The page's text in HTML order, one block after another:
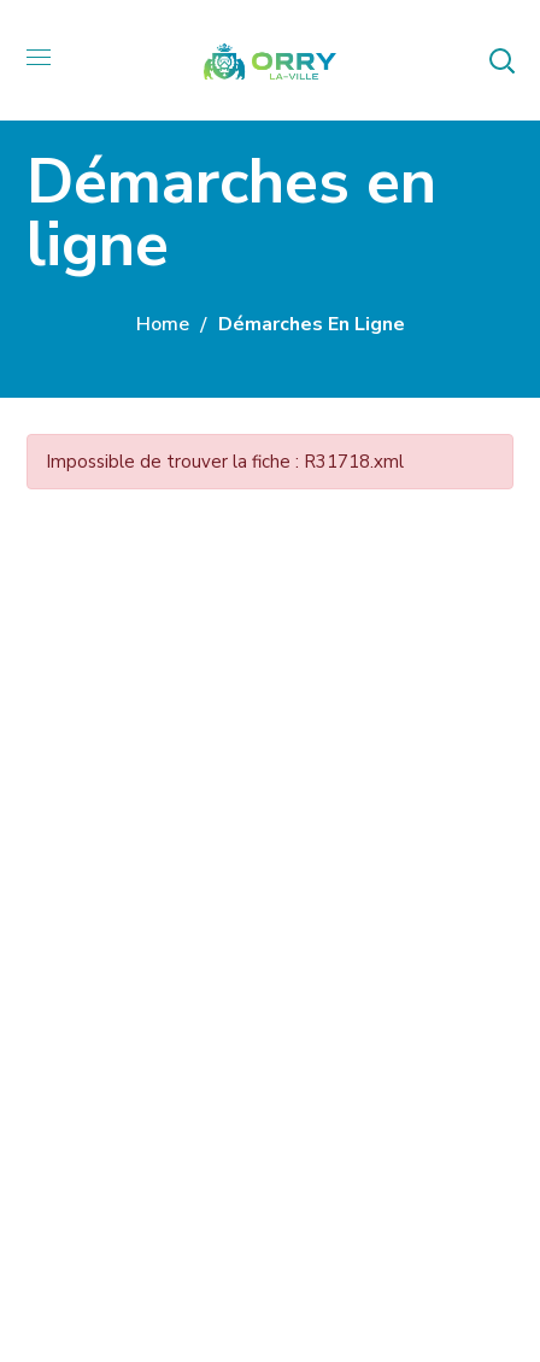
Démarches en
ligne
Home Démarches En Ligne
Impossible de trouver la fiche : R31718.xml